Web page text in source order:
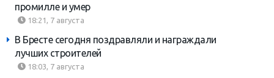
промилле и умер
18:21, 7 августа
В Бресте сегодня поздравляли и награждали
лучших строителей
18:03, 7 августа